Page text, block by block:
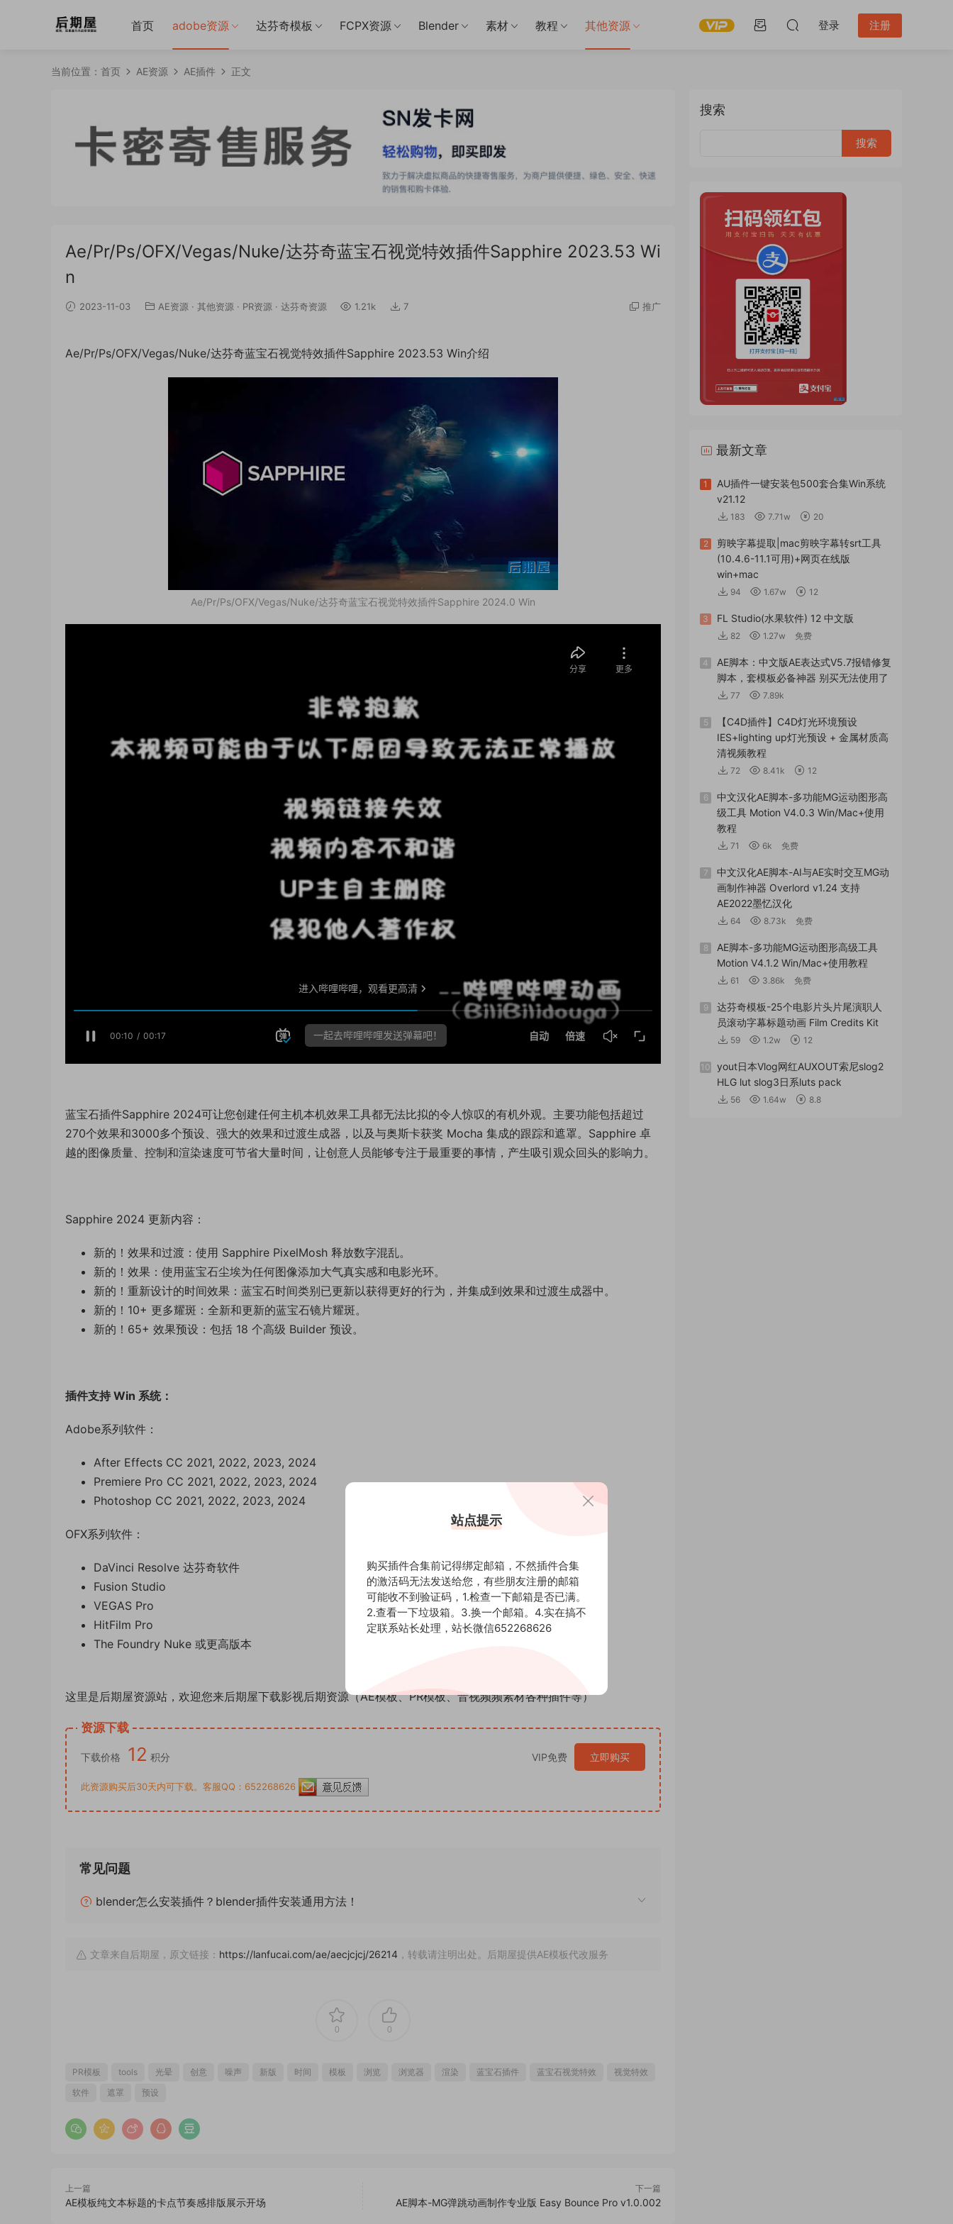
首页 adobe资源 达芬奇模板 FCPX资源 Blender 素材 教程 其他资源 登录 注册
当前位置： 首页 AE资源 AE插件 正文
Ae/Pr/Ps/OFX/Vegas/Nuke/达芬奇蓝宝石视觉特效插件Sapphire 2023.53 Wi
n
2023-11-03 AE资源 · 其他资源 · PR资源 · 达芬奇资源 1.21k 7 推广
Ae/Pr/Ps/OFX/Vegas/Nuke/达芬奇蓝宝石视觉特效插件Sapphire 2023.53 Win介绍
Ae/Pr/Ps/OFX/Vegas/Nuke/达芬奇蓝宝石视觉特效插件Sapphire 2024.0 Win
蓝宝石插件Sapphire 2024可让您创建任何主机本机效果工具都无法比拟的令人惊叹的有机外观。主要功能包括超过
270个效果和3000多个预设、强大的效果和过渡生成器，以及与奥斯卡获奖 Mocha 集成的跟踪和遮罩。Sapphire 卓
越的图像质量、控制和渲染速度可节省大量时间，让创意人员能够专注于最重要的事情，产生吸引观众回头的影响力。
Sapphire 2024 更新内容：
新的！效果和过渡：使用 Sapphire PixelMosh 释放数字混乱。
新的！效果：使用蓝宝石尘埃为任何图像添加大气真实感和电影光环。
新的！重新设计的时间效果：蓝宝石时间类别已更新以获得更好的行为，并集成到效果和过渡生成器中。
新的！10+ 更多耀斑：全新和更新的蓝宝石镜片耀斑。
新的！65+ 效果预设：包括 18 个高级 Builder 预设。
插件支持 Win 系统：
Adobe系列软件：
After Effects CC 2021, 2022, 2023, 2024
Premiere Pro CC 2021, 2022, 2023, 2024
Photoshop CC 2021, 2022, 2023, 2024
OFX系列软件：
DaVinci Resolve 达芬奇软件
Fusion Studio
VEGAS Pro
HitFilm Pro
The Foundry Nuke 或更高版本
这里是后期屋资源站，欢迎您来后期屋下载影视后期资源（AE模板、PR模板、音视频频素材各种插件等）
资源下载
下载价格 12 积分 VIP免费 立即购买
此资源购买后30天内可下载。客服QQ：652268626
常见问题
blender怎么安装插件？blender插件安装通用方法！
文章来自后期屋，原文链接： https://lanfucai.com/ae/aecjcjcj/26214 ，转载请注明出处。后期屋提供AE模板代改服务
0 0
PR模板 tools 光晕 创意 噪声 新版 时间 模板 浏览 浏览器 渲染 蓝宝石插件 蓝宝石视觉特效
视觉特效
软件
遮罩 预设
上一篇
AE模板纯文本标题的卡点节奏感排版展示开场
下一篇
AE脚本-MG弹跳动画制作专业版 Easy Bounce Pro v1.0.002
搜索
最新文章
1
AU插件一键安装包500套合集Win系统
v21.12
183 7.71w 20
2
剪映字幕提取|mac剪映字幕转srt工具
(10.4.6-11.1可用)+网页在线版
win+mac
94 1.67w 12
3 FL Studio(水果软件) 12 中文版
82 1.27w 免费
4
AE脚本：中文版AE表达式V5.7报错修复
脚本，套模板必备神器 别买无法使用了
77 7.89k
5
【C4D插件】C4D灯光环境预设
IES+lighting up灯光预设 + 金属材质高
清视频教程
72 8.41k 12
6
中文汉化AE脚本-多功能MG运动图形高
级工具 Motion V4.0.3 Win/Mac+使用
教程
71 6k 免费
7
中文汉化AE脚本-AI与AE实时交互MG动
画制作神器 Overlord v1.24 支持
AE2022墨忆汉化
64 8.73k 免费
8
AE脚本-多功能MG运动图形高级工具
Motion V4.1.2 Win/Mac+使用教程
61 3.86k 免费
9
达芬奇模板-25个电影片头片尾演职人
员滚动字幕标题动画 Film Credits Kit
59 1.2w 12
10
yout日本Vlog网红AUXOUT索尼slog2
HLG lut slog3日系luts pack
56 1.64w 8.8
站点提示
购买插件合集前记得绑定邮箱，不然插件合集
的激活码无法发送给您，有些朋友注册的邮箱
可能收不到验证码，1.检查一下邮箱是否已满。
2.查看一下垃圾箱。3.换一个邮箱。4.实在搞不
定联系站长处理，站长微信652268626